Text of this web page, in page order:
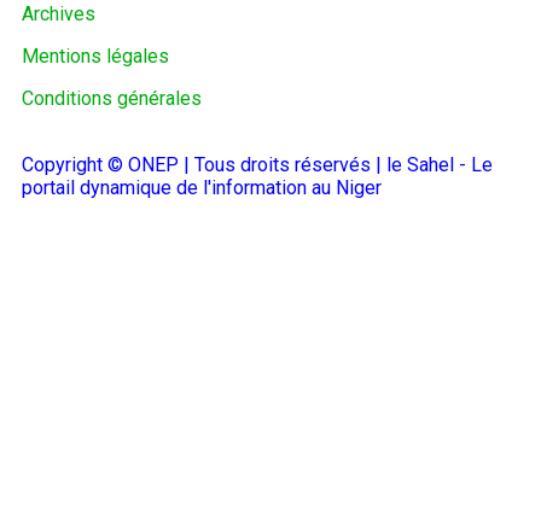
Archives
Mentions légales
Conditions générales
Copyright © ONEP | Tous droits réservés | le Sahel - Le
portail dynamique de l'information au Niger